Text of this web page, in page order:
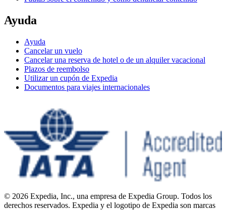
Ayuda
Ayuda
Cancelar un vuelo
Cancelar una reserva de hotel o de un alquiler vacacional
Plazos de reembolso
Utilizar un cupón de Expedia
Documentos para viajes internacionales
© 2026 Expedia, Inc., una empresa de Expedia Group. Todos los
derechos reservados. Expedia y el logotipo de Expedia son marcas